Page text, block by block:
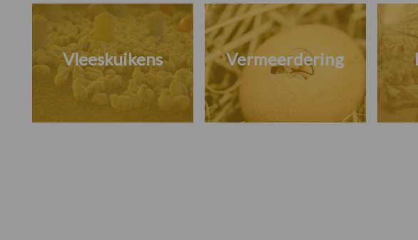
Vleeskuikens Vermeerdering